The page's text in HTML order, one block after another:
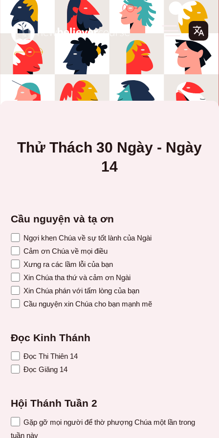
Thử Thách 30 Ngày - Ngày
14
Cầu nguyện và tạ ơn
Ngợi khen Chúa về sự tốt lành của Ngài
Cảm ơn Chúa về mọi điều
Xưng ra các lầm lỗi của bạn
Xin Chúa tha thứ và cảm ơn Ngài
Xin Chúa phán với tấm lòng của bạn
Cầu nguyện xin Chúa cho bạn mạnh mẽ
Đọc Kinh Thánh
Đọc Thi Thiên 14
Đọc Giăng 14
Hội Thánh Tuần 2
Gặp gỡ mọi người để thờ phượng Chúa một lần trong
tuần này